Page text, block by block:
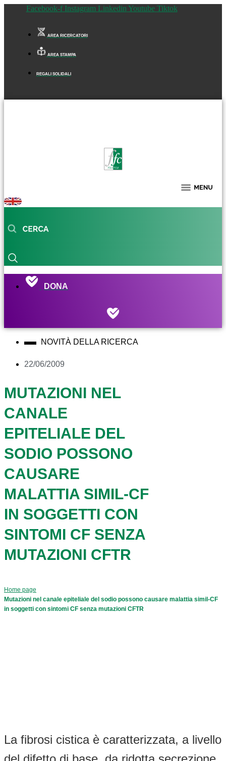
Facebook-f Instagram Linkedin Youtube Tiktok
AREA RICERCATORI
AREA STAMPA
REGALI SOLIDALI
DONA
NOVITÀ DELLA RICERCA
22/06/2009
MUTAZIONI NEL
CANALE
EPITELIALE DEL
SODIO POSSONO
CAUSARE
MALATTIA SIMIL-CF
IN SOGGETTI CON
SINTOMI CF SENZA
MUTAZIONI CFTR
Home page
Mutazioni nel canale epiteliale del sodio possono causare malattia simil-CF
in soggetti con sintomi CF senza mutazioni CFTR
La fibrosi cistica è caratterizzata, a livello